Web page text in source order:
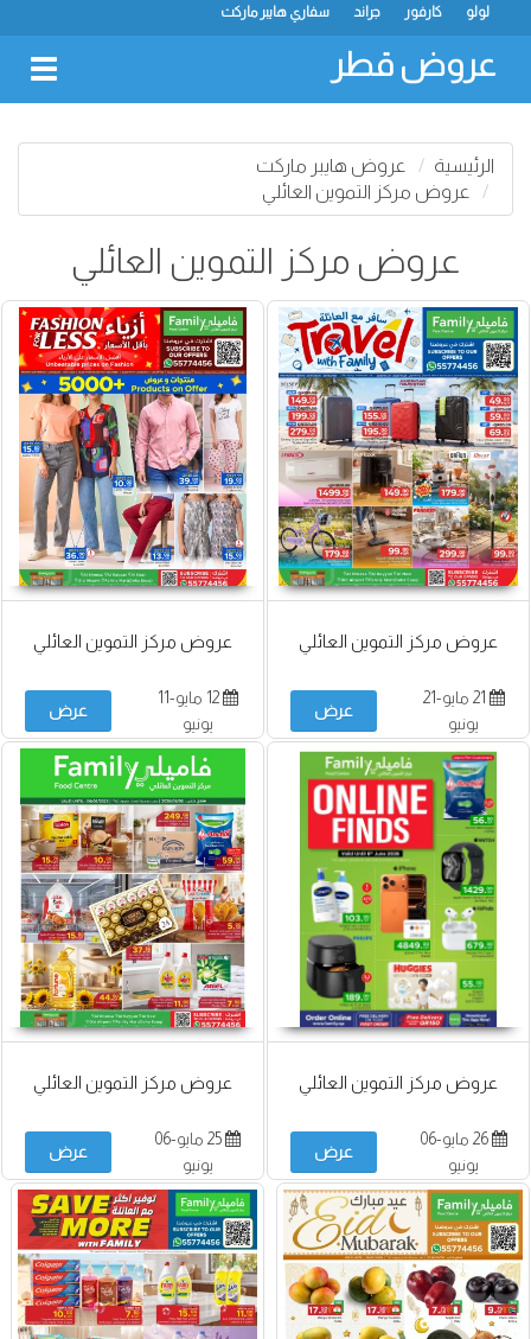
سفاري هايبر ماركت جراند كارفور لولو
عروض قطر
الرئيسية
عروض هايبر ماركت
عروض مركز التموين العائلي
عروض مركز التموين العائلي
عروض مركز التموين العائلي
21 مايو-21
يونيو
عرض
عروض مركز التموين العائلي
12 مايو-11
يونيو
عرض
عروض مركز التموين العائلي
26 مايو-06
يونيو
عرض
عروض مركز التموين العائلي
25 مايو-06
يونيو
عرض